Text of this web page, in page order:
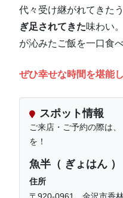
代々受け継がれてきた
ぎ足されてきた味わい
が沁みたご飯を一口食
ぜひ幸せな時間を堪能
スポット情報
ご来店・ご予約の際は
を！
魚半（ ぎょはん ）
住所